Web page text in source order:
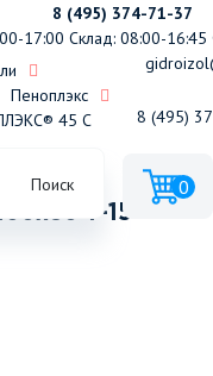
8 (495) 374-71-37
17:00 Склад: 08:00-16:45
8 (495)
Поиск 0
Пеноплэкс
45 С
Т-15